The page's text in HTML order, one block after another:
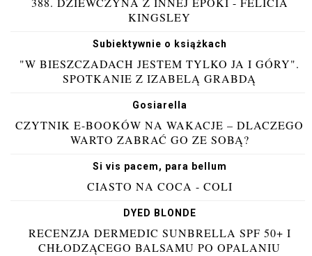
KINGSLEY
Subiektywnie o książkach
"W BIESZCZADACH JESTEM TYLKO JA I GÓRY".
SPOTKANIE Z IZABELĄ GRABDĄ
Gosiarella
CZYTNIK E-BOOKÓW NA WAKACJE – DLACZEGO
WARTO ZABRAĆ GO ZE SOBĄ?
Si vis pacem, para bellum
CIASTO NA COCA - COLI
DYED BLONDE
RECENZJA DERMEDIC SUNBRELLA SPF 50+ I
CHŁODZĄCEGO BALSAMU PO OPALANIU